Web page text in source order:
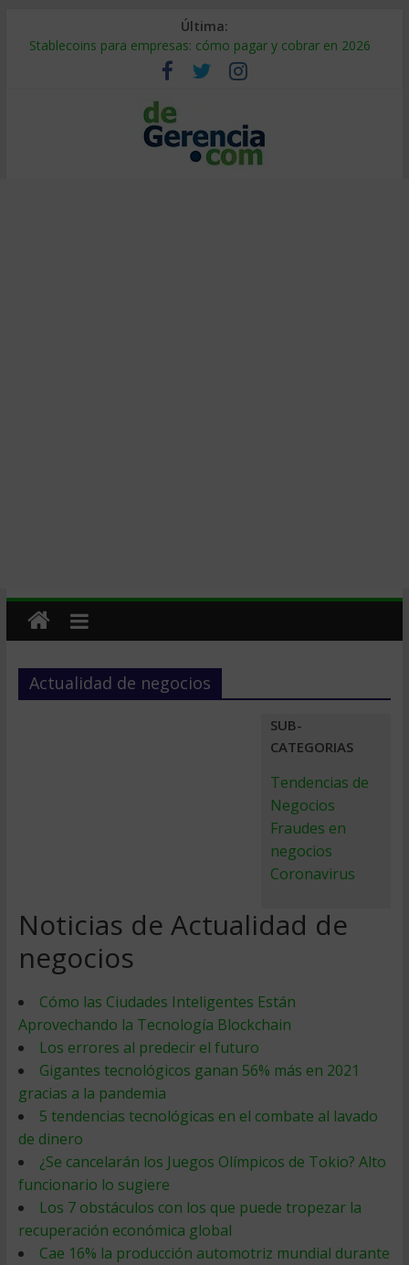
Última:
Stablecoins para empresas: cómo pagar y cobrar en 2026
Despido silencioso: qué es y por qué sale tan caro
IA en selección de personal: cómo auditarla a tiempo
Trabajo forzoso en la cadena de suministro: qué hacer
Mercado hispano de EE. UU.: cómo segmentarlo y venderle
Actualidad de negocios
SUB-
CATEGORIAS
Tendencias de
Negocios
Fraudes en
negocios
Coronavirus
Noticias de Actualidad de
negocios
Cómo las Ciudades Inteligentes Están
Aprovechando la Tecnología Blockchain
Los errores al predecir el futuro
Gigantes tecnológicos ganan 56% más en 2021
gracias a la pandemia
5 tendencias tecnológicas en el combate al lavado
de dinero
¿Se cancelarán los Juegos Olímpicos de Tokio? Alto
funcionario lo sugiere
Los 7 obstáculos con los que puede tropezar la
recuperación económica global
Cae 16% la producción automotriz mundial durante